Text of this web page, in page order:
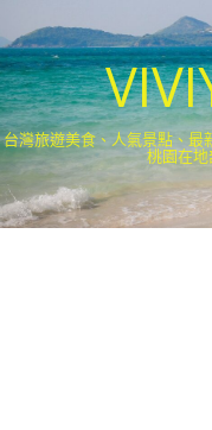
台灣旅遊美食、人氣景點、最
桃園在